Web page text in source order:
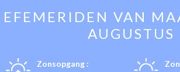
EFEMERIDEN VAN
AUGUSTUS
Zonsopgang :